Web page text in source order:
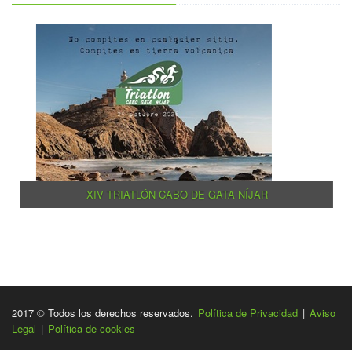
XIV TRIATLÓN CABO DE GATA NÍJAR
2017 © Todos los derechos reservados. Política de Privacidad | Aviso
Legal | Política de cookies